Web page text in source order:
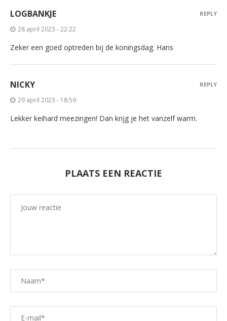
LOGBANKJE
28 april 2023 - 22:22
Zeker een goed optreden bij de koningsdag. Hans
REPLY
NICKY
29 april 2023 - 18:59
Lekker keihard meezingen! Dan krijg je het vanzelf warm.
REPLY
PLAATS EEN REACTIE